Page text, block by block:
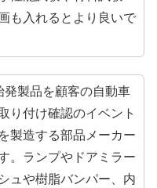
も入れるとより良いで
製品を顧客の自動車
り付け確認のイベント
製造する部品メーカー
。ランプやドアミラー
ュや樹脂バンパー、内